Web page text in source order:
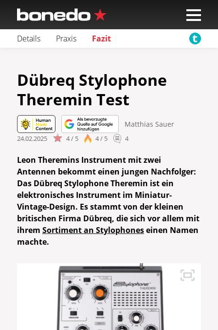
Details Praxis Fazit
Dübreq Stylophone
Theremin Test
Matthias Sauer
24.02.2025 4 / 5 4 / 5 4
Leon Theremins Instrument mit zwei
Antennen bekommt einen jungen Nachfolger:
Das Dübreq Stylophone Theremin ist ein
elektronisches Instrument im Miniatur-
Vintage-Design. Es stammt von der kleinen
britischen Firma Dübreq, die sich vor allem mit
ihrem Sortiment an Stylophoneseinen Namen
machte.